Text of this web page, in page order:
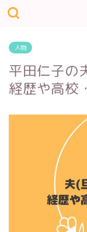
人物
平田仁子の
経歴や高校